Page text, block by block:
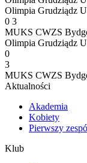
Olimpia Grudziądz
0 3
MUKS CWZS
Olimpia Grudziądz
0
3
MUKS CWZS
Aktualności
Akademia
Kobiety
Pierwszy
Klub